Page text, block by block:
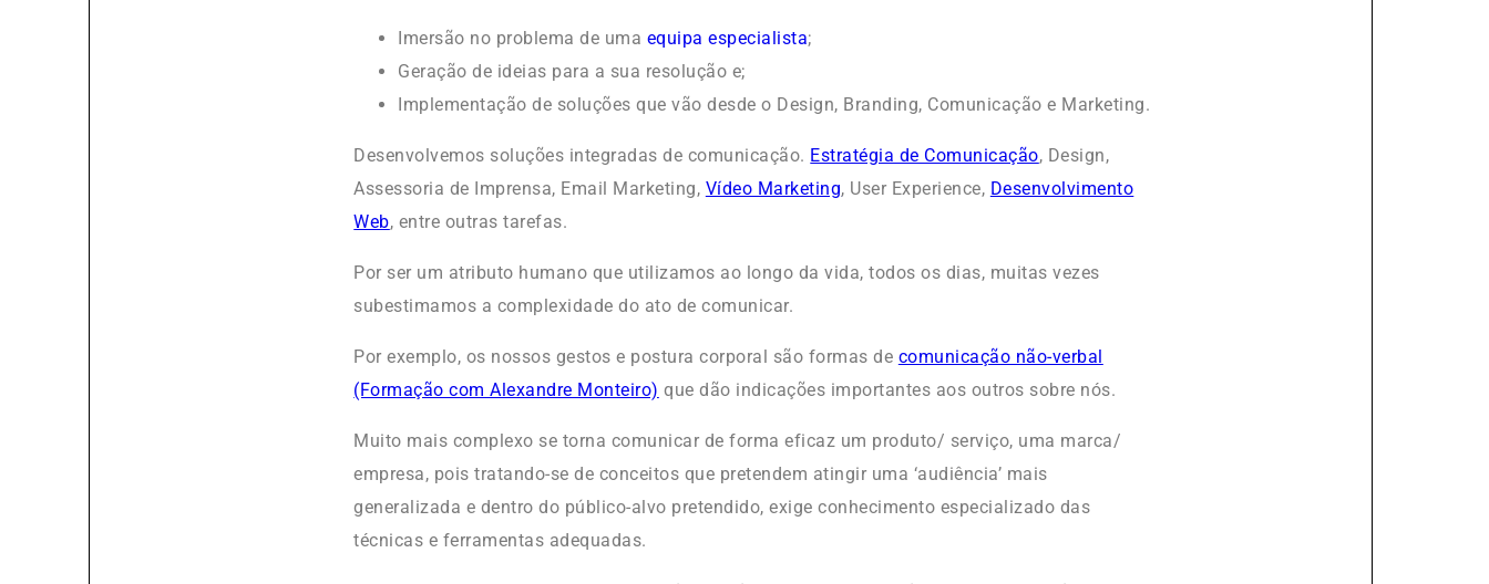
Imersão no problema de uma equipa especialista;
Geração de ideias para a sua resolução e;
Implementação de soluções que vão desde o Design, Branding, Comunicação e Marketing.
Desenvolvemos soluções integradas de comunicação. Estratégia de Comunicação, Design,
Assessoria de Imprensa, Email Marketing, Vídeo Marketing, User Experience, Desenvolvimento
Web, entre outras tarefas.
Por ser um atributo humano que utilizamos ao longo da vida, todos os dias, muitas vezes
subestimamos a complexidade do ato de comunicar.
Por exemplo, os nossos gestos e postura corporal são formas de comunicação não-verbal
(Formação com Alexandre Monteiro) que dão indicações importantes aos outros sobre nós.
Muito mais complexo se torna comunicar de forma eficaz um produto/ serviço, uma marca/
empresa, pois tratando-se de conceitos que pretendem atingir uma ‘audiência’ mais
generalizada e dentro do público-alvo pretendido, exige conhecimento especializado das
técnicas e ferramentas adequadas.